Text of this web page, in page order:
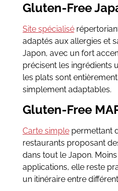
Gluten-Free
Site spécialisé
adaptés aux allergies et
Japon, avec un fort
précisent les ingrédients
les plats sont
simplement adaptables.
Gluten-Free
Carte simplepermettant
restaurants proposant
dans tout le Japon.
applications, elle reste
un itinéraire entre